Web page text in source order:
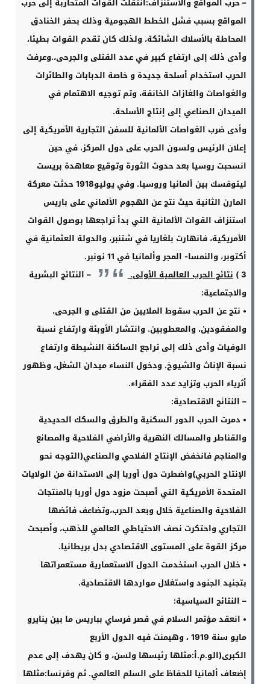
المواقع بسبب فشل الخطط الهجومية وذلك بحفر الخنادق
المحاطة بالأسلاك الشائكة، ولذلك كان تقدم القوات بطيئا،
وأدى ذلك إلى ارتفاع كبير في عدد القتلى والجرحى،.وعرفت
الحرب استخدام أسلحة جديدة و خاصة الدبابات والطائرات
والغواصات والغازات الخانقة، وتم توجيه الاهتمام في
الميدان الصناعي إلى إنتاج الأسلحة.
وأدى ضرب الغواصات الألمانية للسفن التجارية الأمريكية إلى
إعلان الرئيس ولسون الحرب على دول المركز، في حين
انسحبت روسيا بعد حدوث الثورة وتوقيع معاهدة بريست
ليتوفسك بين ألمانيا وروسيا. وفي يوليو1918 حدثت معركة
المارن الثانية حيث نتج عن الهجوم الألماني على باريس
استنزاف القوات الألمانية التي بدأ تراجعها بوصول القوات
الأمريكية، فانهارت بلغاريا في شتنبر، والدولة العثمانية في
أكتوبر، والنمسا- المجر وألمانيا في 11 نونبر
.
3 ) نتائج الحرب العالمية الأولى.
– النتائج البشرية
والاجتماعية:
• نتج عن الحرب سقوط الملايين من القتلى و الجرحى،
والمفقودين، والمعطوبين. وانتشار الأوبئة وارتفاع نسبة
الوفيات وأدى ذلك إلى تراجع الساكنة النشيطة وارتفاع
نسبة الإناث والشيوخ. ودخول النساء ميدان الشغل، وظهور
أثرياء الحرب وتزايد عدد الفقراء.
– النتائج الاقتصادية:
• دمرت الحرب الدور السكنية والطرق والسكك الحديدية
والقناطر والمسالك النهرية والأراضي الفلاحية والمصانع
والمناجم فانخفض الإنتاج الفلاحي والصناعي(التوجه نحو
الإنتاج الحربي)واضطرت دول أوربا إلى الاستدانة من الولايات
المتحدة الأمريكية التي أصبحت مزود دول أوربا بالمنتجات
الفلاحية والصناعية خلال وبعد الحرب،وتضاعف فائضها
التجاري واحتكرت نصف الاحتياطي العالمي للذهب، وأصبحت
مركز القوة على المستوى الاقتصادي بدل بريطانيا.
• خلال الحرب استخدمت الدول الاستعمارية مستعمراتها
بتجنيد الجنود واستغلال مواردها الاقتصادية.
– النتائج السياسية:
• انعقد مؤتمر السلام في قصر فرساي بباريس ما بين ينايرو
مايو سنة 1919 ، وهيمنت فيه الدول الأربع
الكبرى(الو.م.أ:مثلها رئيسها ولسن، و كان يهدف إلى عدم
إضعاف ألمانيا للحفاظ على السلم العالمي. ثم وفرنسا:مثلها